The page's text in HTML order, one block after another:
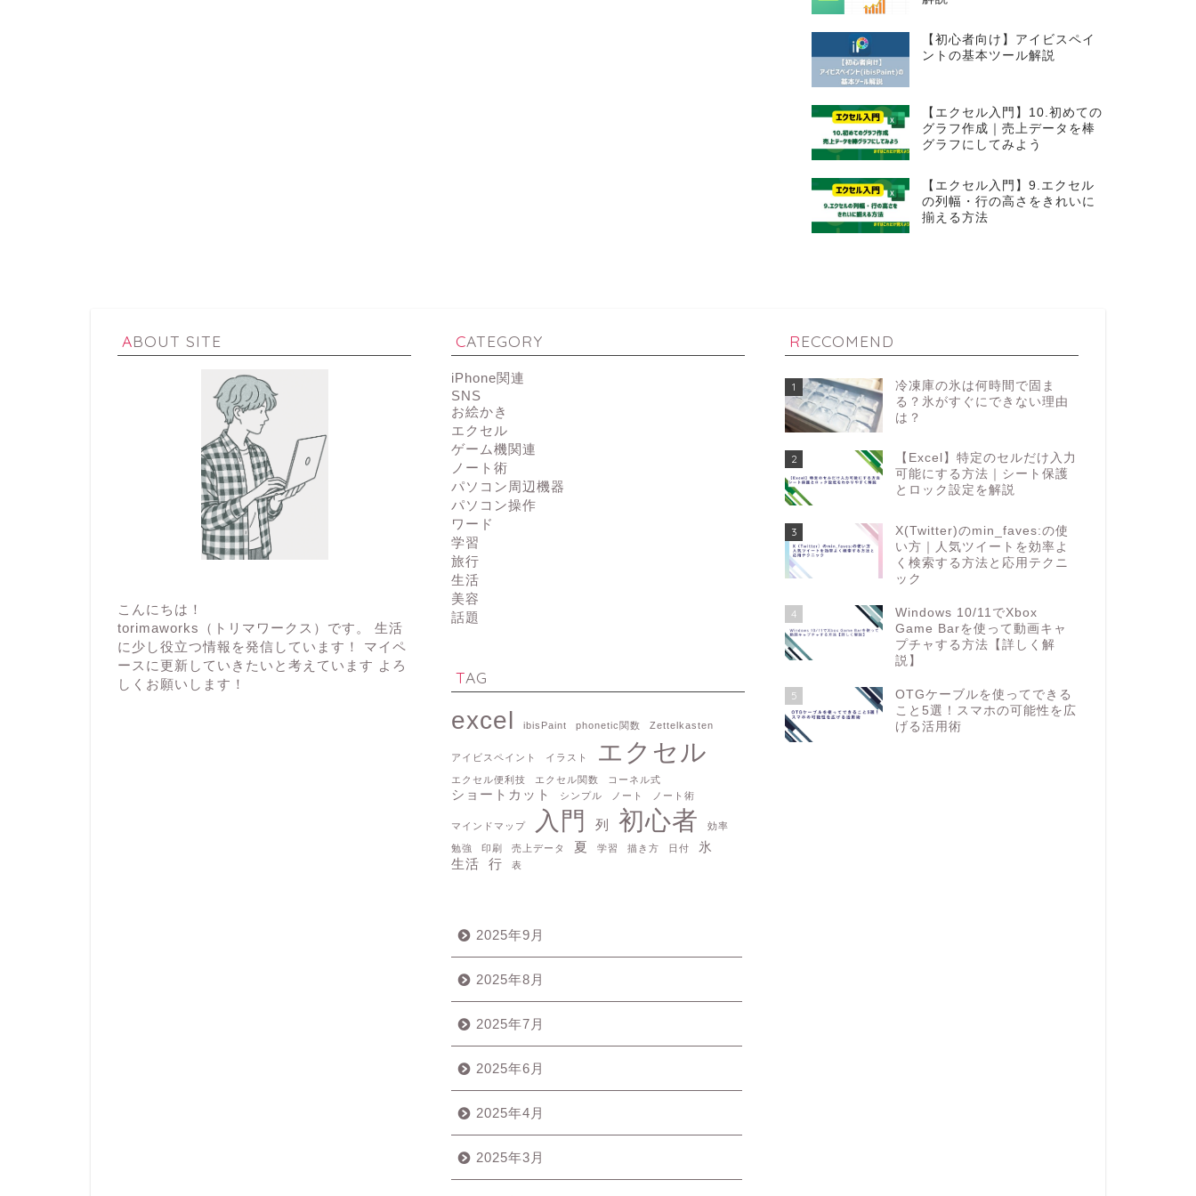
【初心者向け】アイビスペイ
ントの基本ツール解説
【エクセル入門】10.初めての
グラフ作成｜売上データを棒
グラフにしてみよう
【エクセル入門】9.エクセル
の列幅・行の高さをきれいに
揃える方法
ABOUT SITE
こんにちは！
torimaworks（トリマワークス）です。 生活
に少し役立つ情報を発信しています！ マイペ
ースに更新していきたいと考えています よろ
しくお願いします！
CATEGORY
iPhone関連
SNS
お絵かき
エクセル
ゲーム機関連
ノート術
パソコン周辺機器
パソコン操作
ワード
学習
旅行
生活
美容
話題
TAG
excel ibisPaint phonetic関数 Zettelkasten
アイビスペイント イラスト エクセル
エクセル便利技 エクセル関数 コーネル式
ショートカット シンプル ノート ノート術
マインドマップ 入門 列 初心者 効率
勉強 印刷 売上データ 夏 学習 描き方 日付
氷
生活
行 表
2025年9月
2025年8月
2025年7月
2025年6月
2025年4月
2025年3月
RECCOMEND
1
冷凍庫の氷は何時間で固ま
る？氷がすぐにできない理由
は？
2
【Excel】特定のセルだけ入力
可能にする方法｜シート保護
とロック設定を解説
3
X(Twitter)のmin_faves:の使
い方｜人気ツイートを効率よ
く検索する方法と応用テクニ
ック
4
Windows 10/11でXbox
Game Barを使って動画キャ
プチャする方法【詳しく解
説】
5
OTGケーブルを使ってできる
こと5選！スマホの可能性を広
げる活用術